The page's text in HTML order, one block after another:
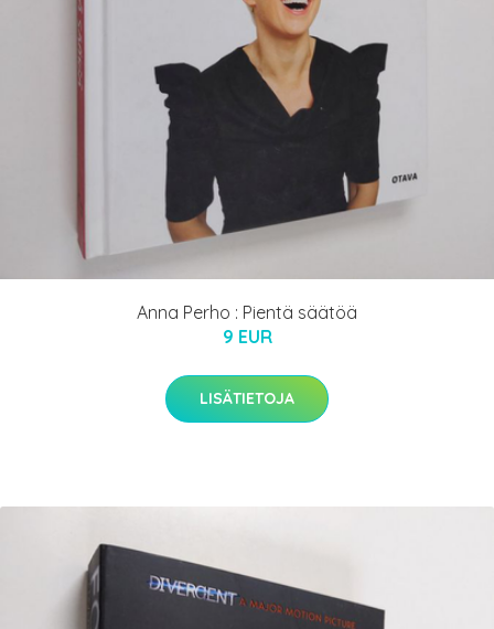
Anna Perho : Pientä säätöä
9 EUR
LISÄTIETOJA